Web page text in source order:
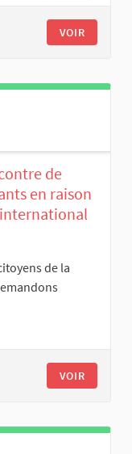
VOIR
de
en raison
de la
VOIR